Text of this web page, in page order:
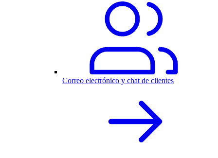
Correo electrónico y chat de clientes